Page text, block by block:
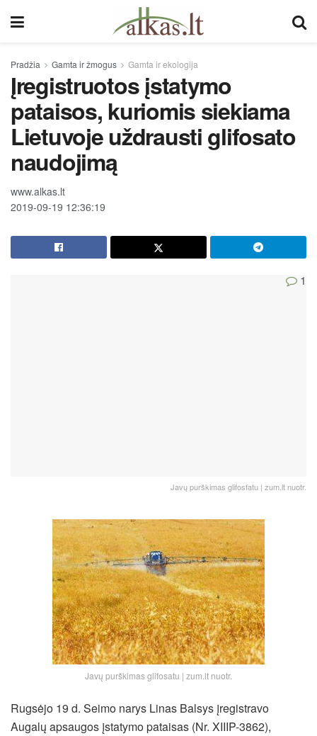
Pradžia Gamta ir žmogus Gamta ir ekologija
Įregistruotos įstatymo
pataisos, kuriomis siekiama
Lietuvoje uždrausti glifosato
naudojimą
www.alkas.lt
2019-09-19 12:36:19
1
Javų purškimas glifosfatu | zum.lt nuotr.
Javų purškimas glifosatu | zum.lt nuotr.
Rugsėjo 19 d. Seimo narys Linas Balsys įregistravo
Augalų apsaugos įstatymo pataisas (Nr. XIIIP-3862),